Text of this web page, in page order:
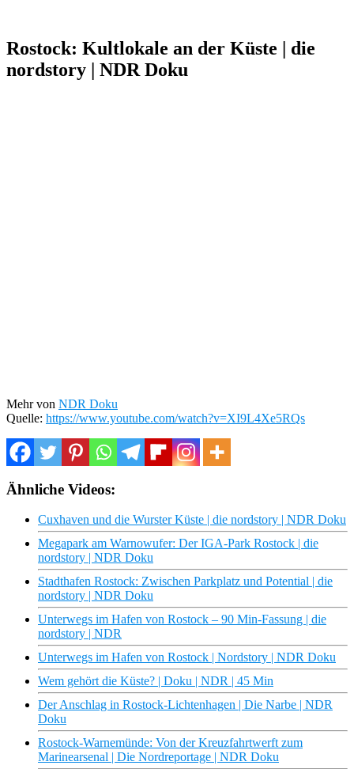
Rostock: Kultlokale an der Küste | die
nordstory | NDR Doku
Mehr von NDR Doku
Quelle: https://www.youtube.com/watch?v=XI9L4Xe5RQs
Ähnliche Videos:
Cuxhaven und die Wurster Küste | die nordstory | NDR Doku
Megapark am Warnowufer: Der IGA-Park Rostock | die
nordstory | NDR Doku
Stadthafen Rostock: Zwischen Parkplatz und Potential | die
nordstory | NDR Doku
Unterwegs im Hafen von Rostock – 90 Min-Fassung | die
nordstory | NDR
Unterwegs im Hafen von Rostock | Nordstory | NDR Doku
Wem gehört die Küste? | Doku | NDR | 45 Min
Der Anschlag in Rostock-Lichtenhagen | Die Narbe | NDR
Doku
Rostock-Warnemünde: Von der Kreuzfahrtwerft zum
Marinearsenal | Die Nordreportage | NDR Doku